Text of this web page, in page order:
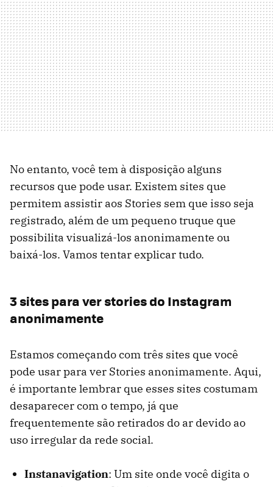
No entanto, você tem à disposição alguns
recursos que pode usar. Existem sites que
permitem assistir aos Stories sem que isso seja
registrado, além de um pequeno truque que
possibilita visualizá-los anonimamente ou
baixá-los. Vamos tentar explicar tudo.
3 sites para ver stories do Instagram
anonimamente
Estamos começando com três sites que você
pode usar para ver Stories anonimamente. Aqui,
é importante lembrar que esses sites costumam
desaparecer com o tempo, já que
frequentemente são retirados do ar devido ao
uso irregular da rede social.
Instanavigation: Um site onde você digita o